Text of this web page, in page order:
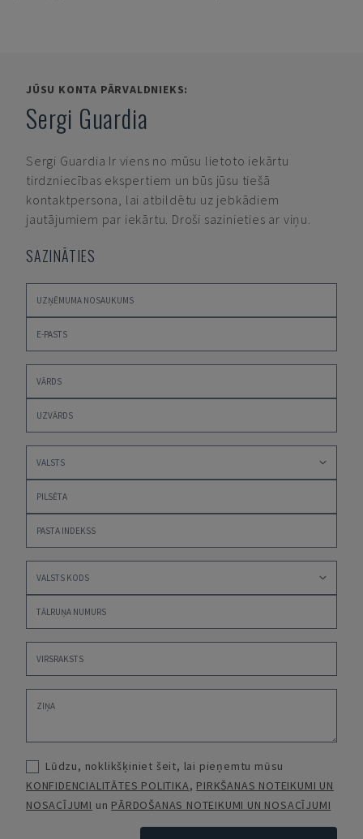
JŪSU KONTA PĀRVALDNIEKS:
Sergi Guardia
Sergi Guardia Ir viens no mūsu lietoto iekārtu
tirdzniecības ekspertiem un būs jūsu tiešā
kontaktpersona, lai atbildētu uz jebkādiem
jautājumiem par iekārtu. Droši sazinieties ar viņu.
SAZINĀTIES
Lūdzu, noklikšķiniet šeit, lai pieņemtu mūsu
KONFIDENCIALITĀTES POLITIKA, PIRKŠANAS NOTEIKUMI UN
NOSACĪJUMI un PĀRDOŠANAS NOTEIKUMI UN NOSACĪJUMI